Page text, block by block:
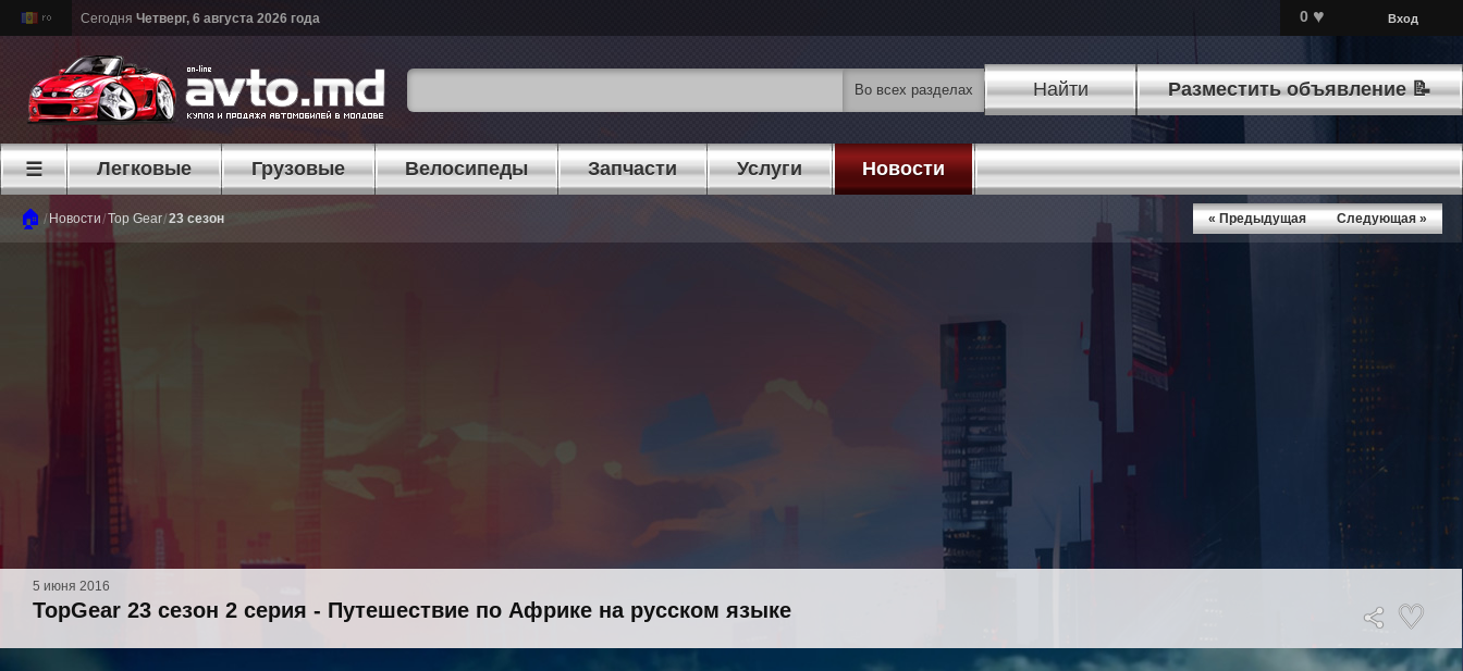
Сегодня Четверг, 6 августа 2026 года 0 ♥ Вход
Найти Разместить объявление 📝
☰ Легковые Грузовые Велосипеды Запчасти Услуги Новости
🏠 / Новости/Top Gear/23 сезон « Предыдущая Следующая »
5 июня 2016
TopGear 23 сезон 2 серия - Путешествие по Африке на русском языке